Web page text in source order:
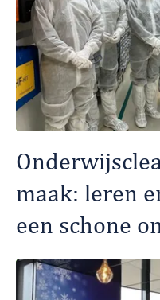
maak: leren
een schone